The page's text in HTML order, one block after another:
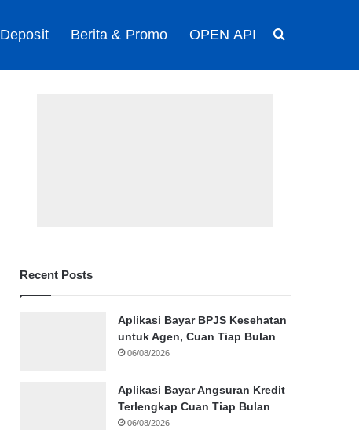
Deposit Berita & Promo OPEN API
Recent Posts
Aplikasi Bayar BPJS Kesehatan
untuk Agen, Cuan Tiap Bulan
06/08/2026
Aplikasi Bayar Angsuran Kredit
Terlengkap Cuan Tiap Bulan
06/08/2026